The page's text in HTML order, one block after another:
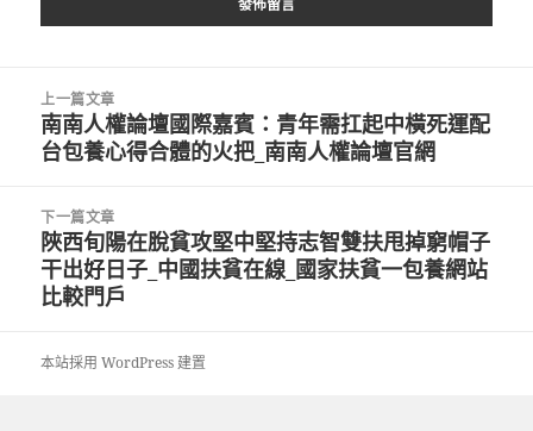
上一篇文章
上
一
文
章:
南南人權論壇國際嘉賓：青年需扛起中橫死運配
台包養心得合體的火把_南南人權論壇官網
下一篇文章
下
一
篇
章:
陜西旬陽在脫貧攻堅中堅持志智雙扶甩掉窮帽子
干出好日子_中國扶貧在線_國家扶貧一包養網站
比較門戶
本站採用 WordPress 建置